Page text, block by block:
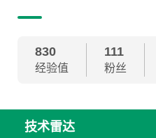
830
经验值
111
粉丝
技术雷达